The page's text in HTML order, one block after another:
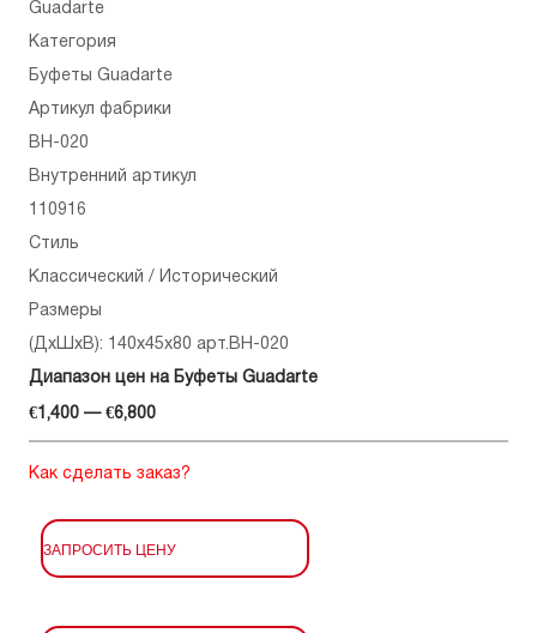
Guadarte
Категория
Буфеты Guadarte
Артикул фабрики
BH-020
Внутренний артикул
110916
Стиль
Классический / Исторический
Размеры
(ДхШхВ): 140x45x80 арт.BH-020
Диапазон цен на Буфеты Guadarte
€1,400 — €6,800
Как сделать заказ?
ЗАПРОСИТЬ ЦЕНУ